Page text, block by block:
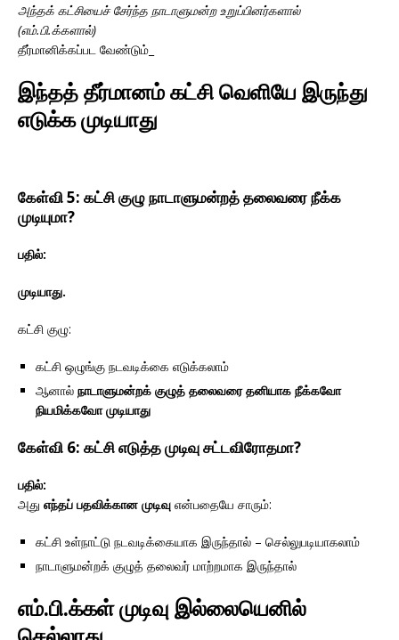
அந்தக் கட்சியைச் சேர்ந்த நாடாளுமன்ற உறுப்பினர்களால்
(எம்.பி.க்களால்)
தீர்மானிக்கப்பட வேண்டும்_
இந்தத் தீர்மானம் கட்சி வெளியே இருந்து
எடுக்க முடியாது
கேள்வி 5: கட்சி குழு நாடாளுமன்றத் தலைவரை நீக்க
முடியுமா?
பதில்:
முடியாது.
கட்சி குழு:
கட்சி ஒழுங்கு நடவடிக்கை எடுக்கலாம்
ஆனால் நாடாளுமன்றக் குழுத் தலைவரை தனியாக நீக்கவோ
நியமிக்கவோ முடியாது
கேள்வி 6: கட்சி எடுத்த முடிவு சட்டவிரோதமா?
பதில்:
அது எந்தப் பதவிக்கான முடிவு என்பதையே சாரும்:
கட்சி உள்நாட்டு நடவடிக்கையாக இருந்தால் – செல்லுபடியாகலாம்
நாடாளுமன்றக் குழுத் தலைவர் மாற்றமாக இருந்தால்
எம்.பி.க்கள் முடிவு இல்லையெனில்